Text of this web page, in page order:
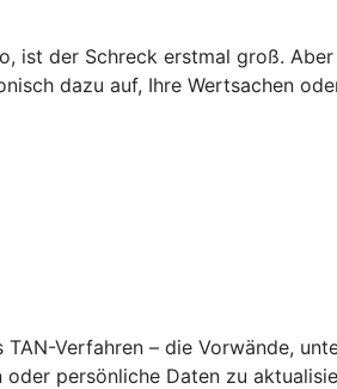
ist der Schreck erstmal groß.
dazu auf, Ihre Wertsachen
Verfahren – die Vorwände,
persönliche Daten zu